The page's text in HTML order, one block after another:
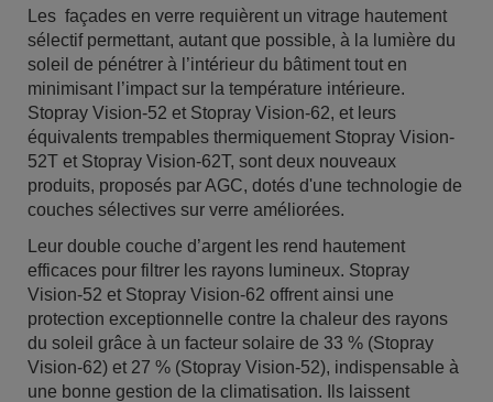
Les façades en verre requièrent un vitrage hautement
sélectif permettant, autant que possible, à la lumière du
soleil de pénétrer à l’intérieur du bâtiment tout en
minimisant l’impact sur la température intérieure.
Stopray Vision-52 et Stopray Vision-62, et leurs
équivalents trempables thermiquement Stopray Vision-
52T et Stopray Vision-62T, sont deux nouveaux
produits, proposés par AGC, dotés d'une technologie de
couches sélectives sur verre améliorées.
Leur double couche d’argent les rend hautement
efficaces pour filtrer les rayons lumineux. Stopray
Vision-52 et Stopray Vision-62 offrent ainsi une
protection exceptionnelle contre la chaleur des rayons
du soleil grâce à un facteur solaire de 33 % (Stopray
Vision-62) et 27 % (Stopray Vision-52), indispensable à
une bonne gestion de la climatisation. Ils laissent